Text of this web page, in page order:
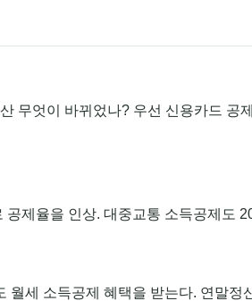
무엇이 바뀌었나? 우선 신용카드 공
제율을 인상. 대중교통 소득공제도
월세 소득공제 혜택을 받는다. 연말정